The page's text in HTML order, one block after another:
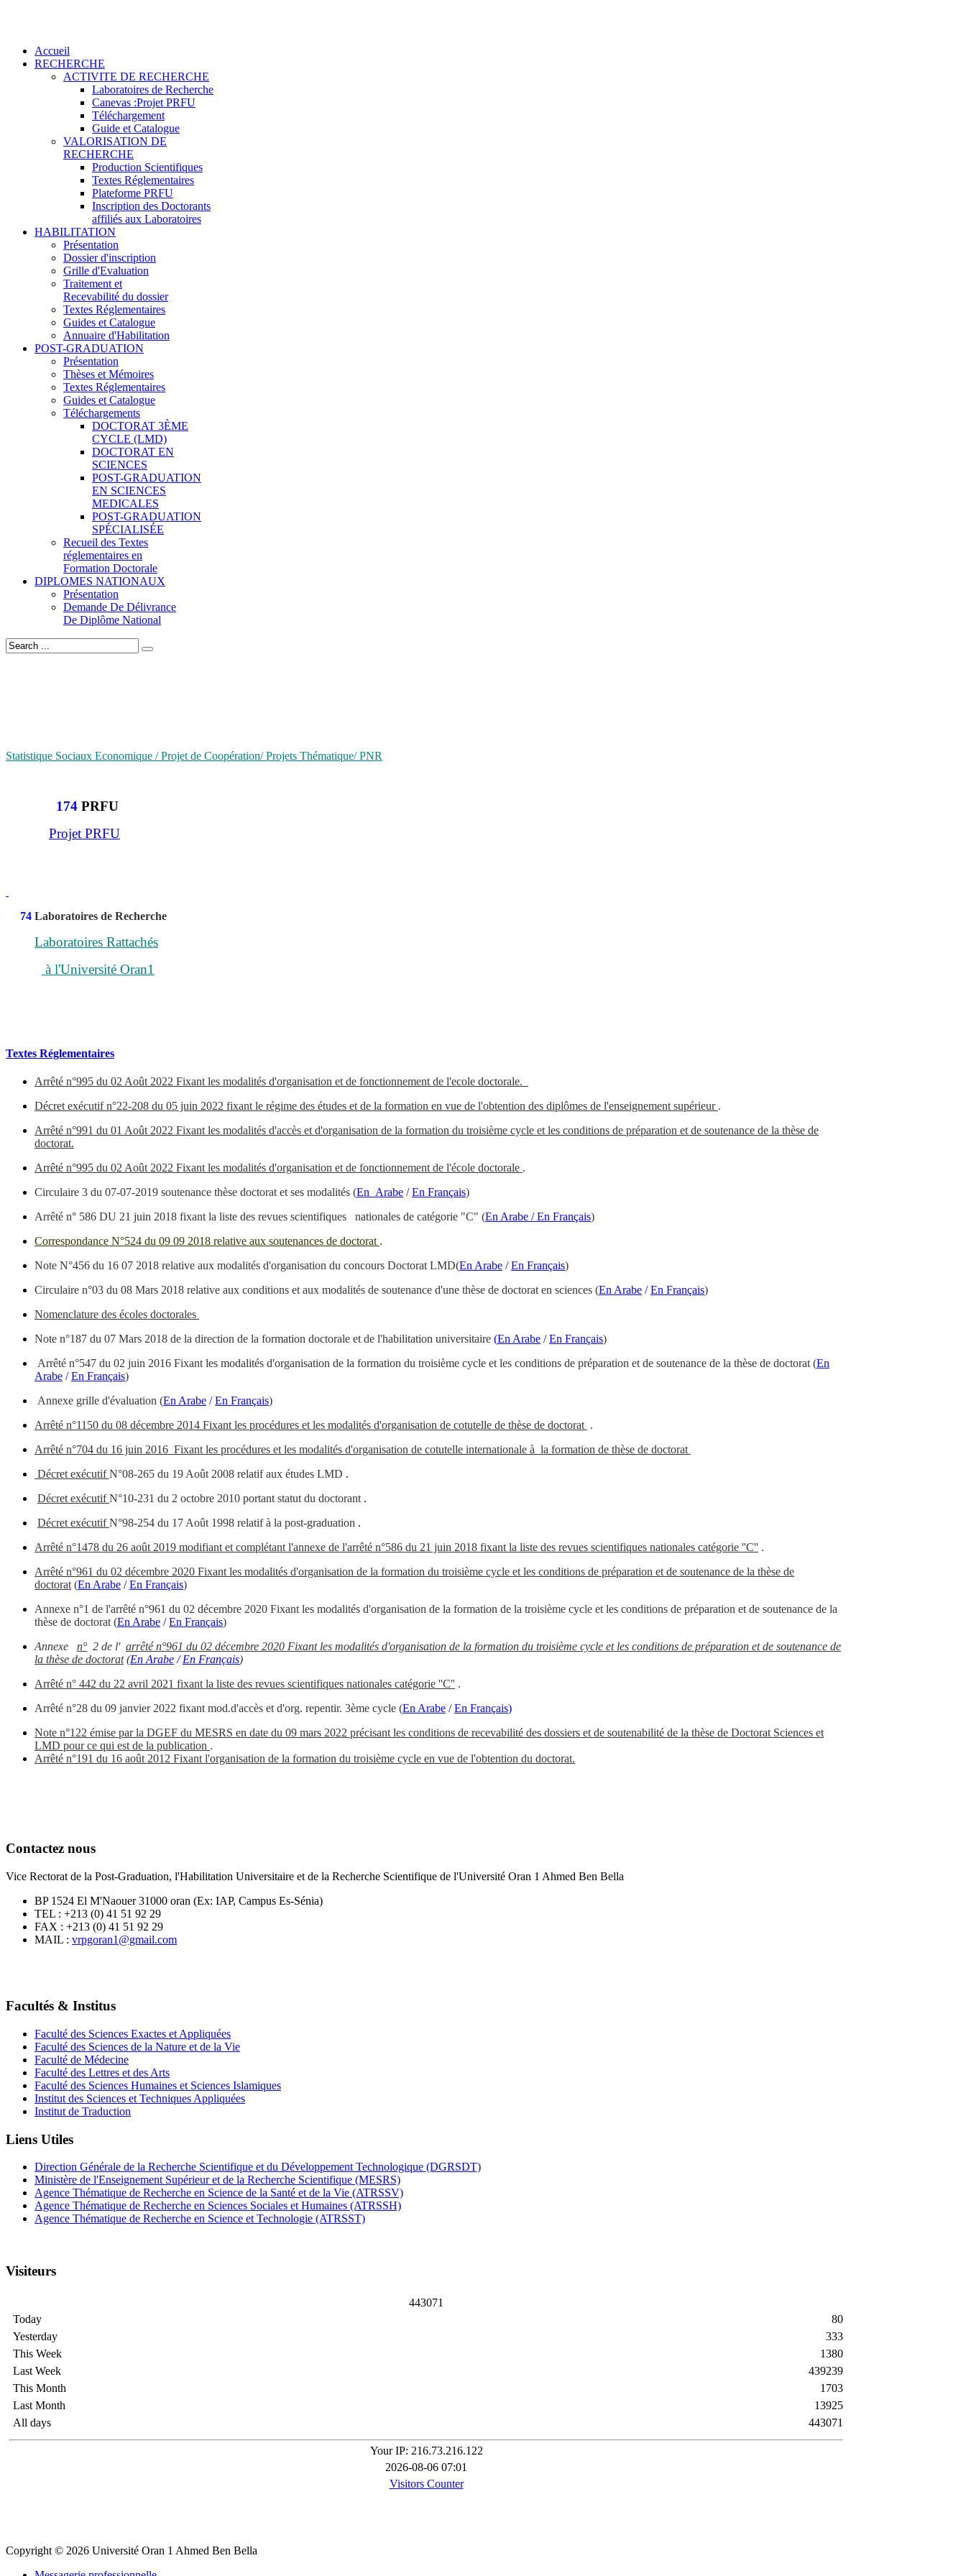
Accueil
RECHERCHE
ACTIVITE DE RECHERCHE
Laboratoires de Recherche
Canevas :Projet PRFU
Téléchargement
Guide et Catalogue
VALORISATION DE
RECHERCHE
Production Scientifiques
Textes Réglementaires
Plateforme PRFU
Inscription des Doctorants
affiliés aux Laboratoires
HABILITATION
Présentation
Dossier d'inscription
Grille d'Evaluation
Traitement et
Recevabilité du dossier
Textes Réglementaires
Guides et Catalogue
Annuaire d'Habilitation
POST-GRADUATION
Présentation
Thèses et Mémoires
Textes Réglementaires
Guides et Catalogue
Téléchargements
DOCTORAT 3ÈME
CYCLE (LMD)
DOCTORAT EN
SCIENCES
POST-GRADUATION
EN SCIENCES
MEDICALES
POST-GRADUATION
SPÉCIALISÉE
Recueil des Textes
réglementaires en
Formation Doctorale
DIPLOMES NATIONAUX
Présentation
Demande De Délivrance
De Diplôme National
Statistique Sociaux Economique / Projet de Coopération/ Projets Thématique/ PNR
174 PRFU
Projet PRFU
74 Laboratoires de Recherche
Laboratoires Rattachés
à l'Université Oran1
Textes Réglementaires
Arrêté n°995 du 02 Août 2022 Fixant les modalités d'organisation et de fonctionnement de l'ecole doctorale.
Décret exécutif n°22-208 du 05 juin 2022 fixant le régime des études et de la formation en vue de l'obtention des diplômes de l'enseignement supérieur .
Arrêté n°991 du 01 Août 2022 Fixant les modalités d'accès et d'organisation de la formation du troisième cycle et les conditions de préparation et de soutenance de la thèse de
doctorat.
Arrêté n°995 du 02 Août 2022 Fixant les modalités d'organisation et de fonctionnement de l'école doctorale .
Circulaire 3 du 07-07-2019 soutenance thèse doctorat et ses modalités (En Arabe /En Français)
Arrêté n° 586 DU 21 juin 2018 fixant la liste des revues scientifiques nationales de catégorie "C" (En Arabe / En Français)
Correspondance N°524 du 09 09 2018 relative aux soutenances de doctorat .
Note N°456 du 16 07 2018 relative aux modalités d'organisation du concours Doctorat LMD(En Arabe /En Français)
Circulaire n°03 du 08 Mars 2018 relative aux conditions et aux modalités de soutenance d'une thèse de doctorat en sciences (En Arabe /En Français)
Nomenclature des écoles doctorales
Note n°187 du 07 Mars 2018 de la direction de la formation doctorale et de l'habilitation universitaire (En Arabe /En Français)
Arrêté n°547 du 02 juin 2016 Fixant les modalités d'organisation de la formation du troisième cycle et les conditions de préparation et de soutenance de la thèse de doctorat (En
Arabe /En Français)
Annexe grille d'évaluation (En Arabe /En Français)
Arrêté n°1150 du 08 décembre 2014 Fixant les procédures et les modalités d'organisation de cotutelle de thèse de doctorat .
Arrêté n°704 du 16 juin 2016 Fixant les procédures et les modalités d'organisation de cotutelle internationale à la formation de thèse de doctorat
Décret exécutifN°08-265 du 19 Août 2008 relatif aux études LMD .
Décret exécutifN°10-231 du 2 octobre 2010 portant statut du doctorant .
Décret exécutifN°98-254 du 17 Août 1998 relatif à la post-graduation .
Arrêté n°1478 du 26 août 2019 modifiant et complétant l'annexe de l'arrêté n°586 du 21 juin 2018 fixant la liste des revues scientifiques nationales catégorie ''C'' .
Arrêté n°961 du 02 décembre 2020 Fixant les modalités d'organisation de la formation du troisième cycle et les conditions de préparation et de soutenance de la thèse de
doctorat (En Arabe /En Français)
Annexe n°1 de l'arrêté n°961 du 02 décembre 2020 Fixant les modalités d'organisation de la formation de la troisième cycle et les conditions de préparation et de soutenance de la
thèse de doctorat (En Arabe /En Français)
Annexe n° 2 de l' arrêté n°961 du 02 décembre 2020 Fixant les modalités d'organisation de la formation du troisième cycle et les conditions de préparation et de soutenance de
la thèse de doctorat (En Arabe /En Français)
Arrêté n° 442 du 22 avril 2021 fixant la liste des revues scientifiques nationales catégorie ''C'' .
Arrêté n°28 du 09 janvier 2022 fixant mod.d'accès et d'org. repentir. 3ème cycle (En Arabe /En Français)
Note n°122 émise par la DGEF du MESRS en date du 09 mars 2022 précisant les conditions de recevabilité des dossiers et de soutenabilité de la thèse de Doctorat Sciences et
LMD pour ce qui est de la publication .
Arrêté n°191 du 16 août 2012 Fixant l'organisation de la formation du troisième cycle en vue de l'obtention du doctorat.
Contactez nous
Vice Rectorat de la Post-Graduation, l'Habilitation Universitaire et de la Recherche Scientifique de l'Université Oran 1 Ahmed Ben Bella
BP 1524 El M'Naouer 31000 oran (Ex: IAP, Campus Es-Sénia)
TEL : +213 (0) 41 51 92 29
FAX : +213 (0) 41 51 92 29
MAIL : vrpgoran1@gmail.com
Facultés & Institus
Faculté des Sciences Exactes et Appliquées
Faculté des Sciences de la Nature et de la Vie
Faculté de Médecine
Faculté des Lettres et des Arts
Faculté des Sciences Humaines et Sciences Islamiques
Institut des Sciences et Techniques Appliquées
Institut de Traduction
Liens Utiles
Direction Générale de la Recherche Scientifique et du Développement Technologique (DGRSDT)
Ministère de l'Enseignement Supérieur et de la Recherche Scientifique (MESRS)
Agence Thématique de Recherche en Science de la Santé et de la Vie (ATRSSV)
Agence Thématique de Recherche en Sciences Sociales et Humaines (ATRSSH)
Agence Thématique de Recherche en Science et Technologie (ATRSST)
Visiteurs
443071
Today
Yesterday
This Week
Last Week
This Month
Last Month
All days
80
333
1380
439239
1703
13925
443071
Your IP: 216.73.216.122
2026-08-06 07:01
Visitors Counter
Copyright © 2026 Université Oran 1 Ahmed Ben Bella